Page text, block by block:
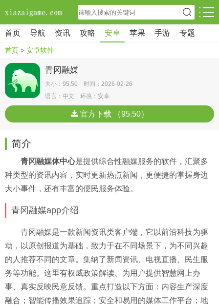
首页 导航 资讯 攻略 安卓 苹果 手游 专题
首页 > 安卓软件
青冈融媒
大小：95.50 时间：2026-02-26
语言：中文 环境：安卓
官方下载 （95.50）
简介
青冈融媒体中心是提供综合性融媒服务的软件，汇聚多
种类型的资讯内容，实时更新热点新闻，更便捷的掌握身边
大小事件，还有丰富的便民服务体验。
青冈融媒app介绍
青冈融媒是一款新闻资讯类客户端，它以前沿科技为驱
动，以原创报道为基础，致力于在不同场景下，为不同兴趣
的人推荐不同的文章。集纳了新闻资讯、电视直播、民生服
务等功能。这里有权威政策解读、为用户提供智慧网上办
事、真实反映民意反馈。重点打造以下方面：内容生产深度
融合；智能传播效果追踪；安全和易用的媒体工作平台；地